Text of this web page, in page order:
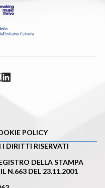
POLICY
DIRITTI RISERVATI
DELLA STAMPA
N.663 DEL 23.11.2001